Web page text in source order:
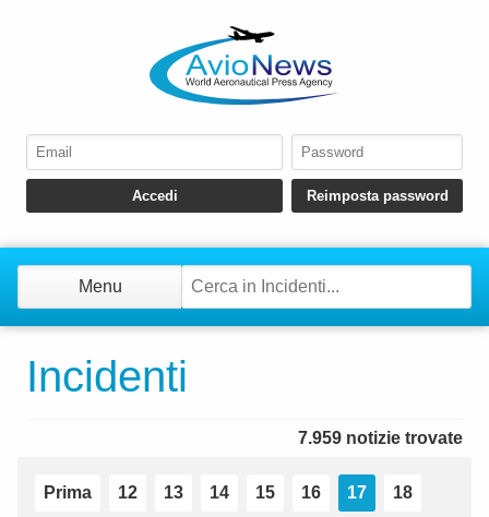
Menu
Incidenti
7.959 notizie trovate
Prima 12 13 14 15 16 17 18